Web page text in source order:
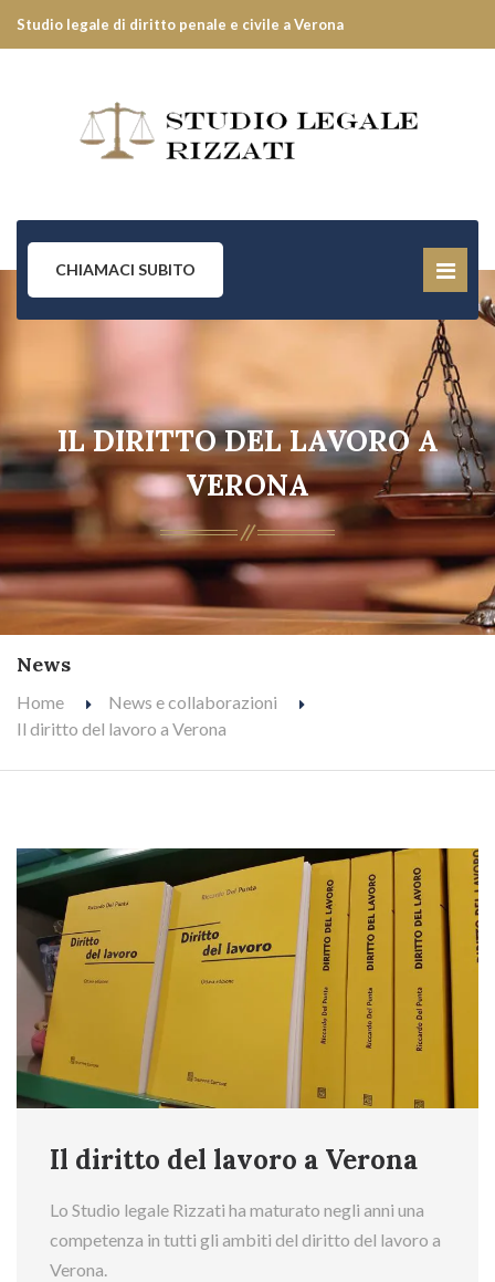
Studio legale di diritto penale e civile a Verona
CHIAMACI SUBITO
IL DIRITTO DEL LAVORO A
VERONA
News
Home
News e collaborazioni
Il diritto del lavoro a Verona
Il diritto del lavoro a Verona
Lo Studio legale Rizzati ha maturato negli anni una
competenza in tutti gli ambiti del diritto del lavoro a
Verona.